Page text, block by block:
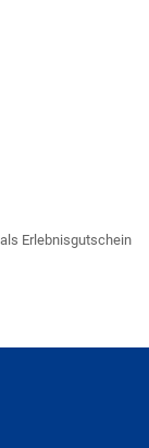
Erlebnisgutschein